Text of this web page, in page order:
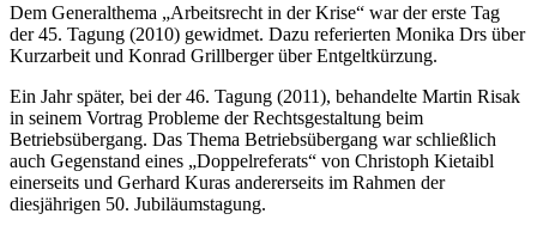
Dem Generalthema „Arbeitsrecht in der Krise“ war der erste Tag
der 45. Tagung (2010) gewidmet. Dazu referierten Monika Drs über
Kurzarbeit und Konrad Grillbergerüber Entgeltkürzung.
Ein Jahr später, bei der 46. Tagung (2011), behandelte Martin Risak
in seinem Vortrag Probleme der Rechtsgestaltung beim
Betriebsübergang. Das Thema Betriebsübergang war schließlich
auch Gegenstand eines „Doppelreferats“ von Christoph Kietaibl
einerseits und Gerhard Kuras andererseits im Rahmen der
diesjährigen 50. Jubiläumstagung.